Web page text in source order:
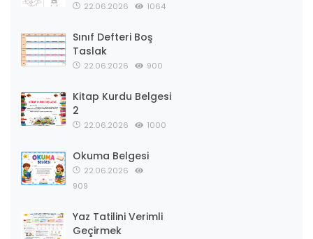
22.06.2026 1064
Sınıf Defteri Boş
Taslak
22.06.2026 900
Kitap Kurdu Belgesi
2
22.06.2026 1000
Okuma Belgesi
22.06.2026
909
Yaz Tatilini Verimli
Geçirmek